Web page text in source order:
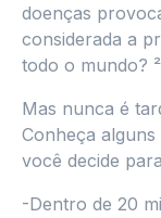
doenças
considerada a
todo o mundo? ²
Mas nunca é
Conheça
você decide
-Dentro de 20